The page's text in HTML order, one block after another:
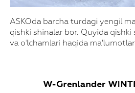
ASKOda barcha turdagi yengil
qishki shinalar bor. Quyida
va o'lchamlari haqida
W-Grenlander